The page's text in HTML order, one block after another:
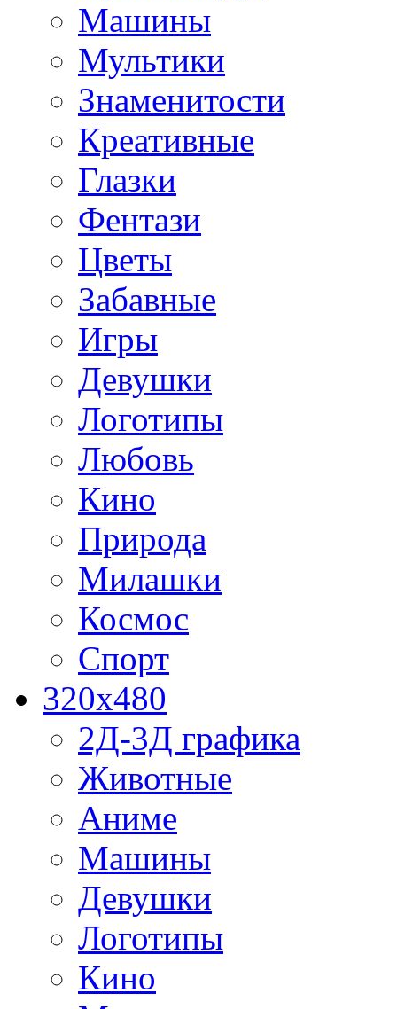
Машины
Мультики
Знаменитости
Креативные
Глазки
Фентази
Цветы
Забавные
Игры
Девушки
Логотипы
Любовь
Кино
Природа
Милашки
Космос
Спорт
320x480
2Д-3Д графика
Животные
Аниме
Машины
Девушки
Логотипы
Кино